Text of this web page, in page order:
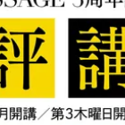
マ
ー
ク